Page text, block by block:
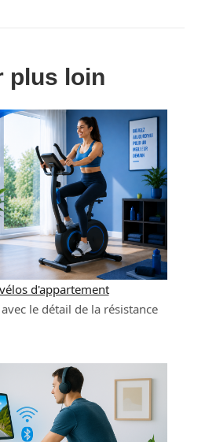
plus loin
d'appartement
le détail de la résistance